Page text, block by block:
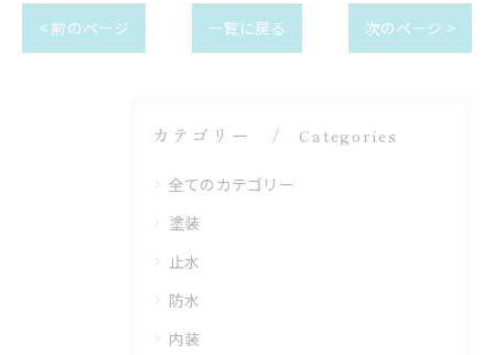
< 前のページ 一覧に戻る 次のページ >
カテゴリー Categories
全てのカテゴリー
塗装
止水
防水
内装